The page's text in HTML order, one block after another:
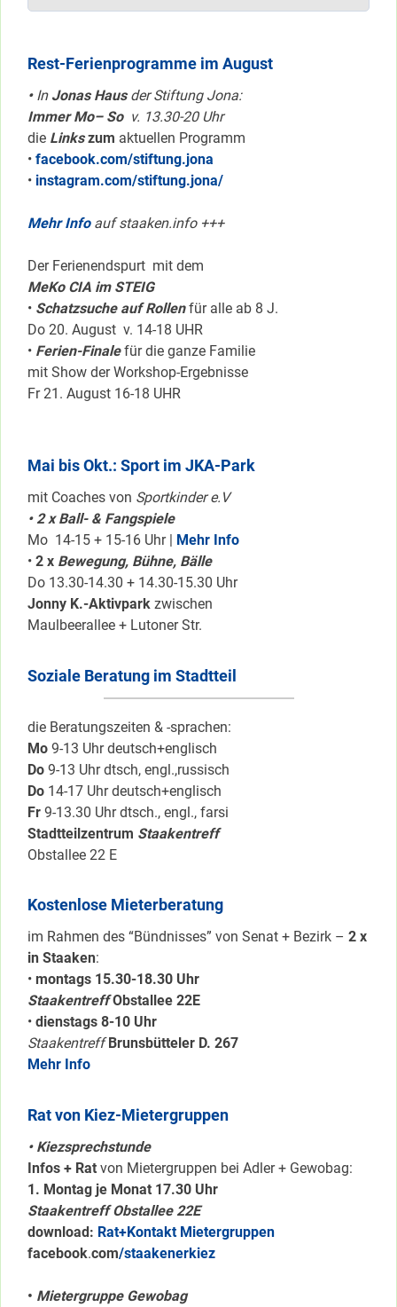
Rest-Ferienprogramme im August
•InJonas Hausder Stiftung Jona:
Immer Mo– So v. 13.30-20 Uhr
die Linkszum aktuellen Programm
• facebook.com/stiftung.jona
• instagram.com/stiftung.jona/
Mehr Infoauf staaken.info +++
Der Ferienendspurt mit dem
MeKo CIA im STEIG
• Schatzsuche auf Rollenfür alle ab 8 J.
Do 20. August v. 14-18 UHR
• Ferien-Finalefür die ganze Familie
mit Show der Workshop-Ergebnisse
Fr 21. August 16-18 UHR
Mai bis Okt.: Sport im JKA-Park
mit Coaches von Sportkinder e.V
• 2 x Ball- & Fangspiele
Mo 14-15 + 15-16 Uhr | Mehr Info
• 2 x Bewegung, Bühne, Bälle
Do 13.30-14.30 + 14.30-15.30 Uhr
Jonny K.-Aktivpark zwischen
Maulbeerallee + Lutoner Str.
Soziale Beratung im Stadtteil
die Beratungszeiten & -sprachen:
Mo 9-13 Uhr deutsch+englisch
Do 9-13 Uhr dtsch, engl.,russisch
Do 14-17 Uhr deutsch+englisch
Fr 9-13.30 Uhr dtsch., engl., farsi
Stadtteilzentrum Staakentreff
Obstallee 22 E
Kostenlose Mieterberatung
im Rahmen des “Bündnisses” von Senat + Bezirk – 2 x
in Staaken:
• montags 15.30-18.30 Uhr
Staakentreff Obstallee 22E
• dienstags 8-10 Uhr
Staakentreff Brunsbütteler D. 267
Mehr Info
Rat von Kiez-Mietergruppen
• Kiezsprechstunde
Infos + Rat von Mietergruppen bei Adler + Gewobag:
1. Montag je Monat 17.30 Uhr
Staakentreff Obstallee 22E
download: Rat+Kontakt Mietergruppen
facebook.com/staakenerkiez
• Mietergruppe Gewobag